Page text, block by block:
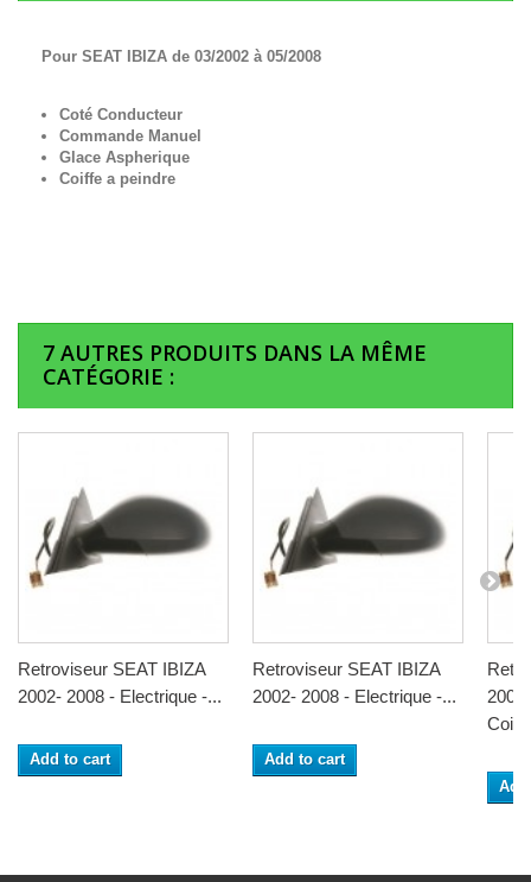
Pour SEAT IBIZA de 03/2002 à 05/2008
Coté Conducteur
Commande Manuel
Glace Aspherique
Coiffe a peindre
7 AUTRES PRODUITS DANS LA MÊME
CATÉGORIE :
Retroviseur SEAT IBIZA
2002- 2008 - Electrique -...
Add to cart
Retroviseur SEAT IBIZA
2002- 2008 - Electrique -...
Add to cart